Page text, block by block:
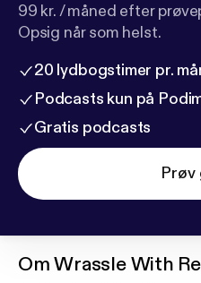
99 kr. / måned efter
Opsig når som helst.
20 lydbogstimer pr.
Podcasts kun på
Gratis podcasts
Prøv
OmWrassle With